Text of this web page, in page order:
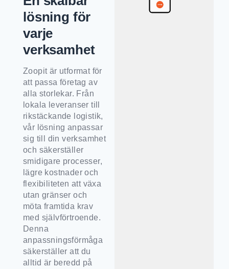
lösning för
varje
verksamhet
Zoopit är utformat för
att passa företag av
alla storlekar. Från
lokala leveranser till
rikstäckande logistik,
vår lösning anpassar
sig till din verksamhet
och säkerställer
smidigare processer,
lägre kostnader och
flexibiliteten att växa
utan gränser och
möta framtida krav
med självförtroende.
Denna
anpassningsförmåga
säkerställer att du
alltid är beredd på